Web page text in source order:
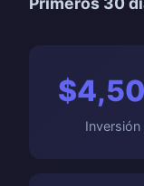
Inversión